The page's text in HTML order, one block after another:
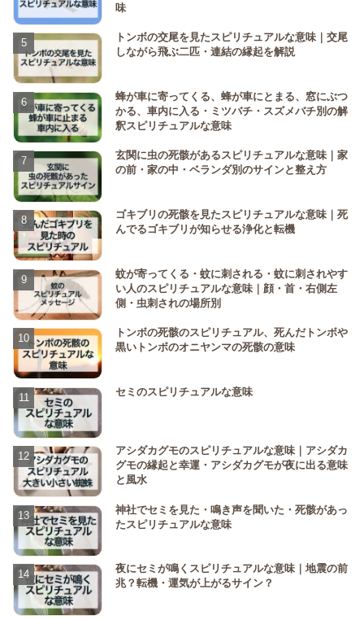
味
トンボの交尾を見たスピリチュアルな意味｜交尾
しながら飛ぶ二匹・連結の縁起を解説
蜂が車に寄ってくる、蜂が車にとまる、窓にぶつ
かる、車内に入る・ミツバチ・スズメバチ別の解
釈スピリチュアルな意味
玄関に虫の死骸があるスピリチュアルな意味｜家
の前・家の中・ベランダ別のサインと整え方
ゴキブリの死骸を見たスピリチュアルな意味｜死
んでるゴキブリが知らせる浄化と転機
蚊が寄ってくる・蚊に刺される・蚊に刺されやす
い人のスピリチュアルな意味｜顔・首・右側左
側・虫刺されの場所別
トンボの死骸のスピリチュアル、死んだトンボや
黒いトンボのオニヤンマの死骸の意味
セミのスピリチュアルな意味
アシダカグモのスピリチュアルな意味｜アシダカ
グモの縁起と幸運・アシダカグモが夜に出る意味
と風水
神社でセミを見た・鳴き声を聞いた・死骸があっ
たスピリチュアルな意味
夜にセミが鳴くスピリチュアルな意味｜地震の前
兆？転機・運気が上がるサイン？